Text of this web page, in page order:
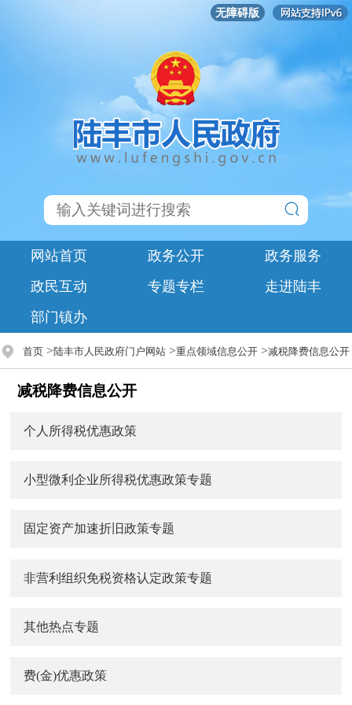
无障碍版
网站首页 政务公开
政务服务
政民互动
专题专栏
走进陆丰
部门镇办
首页>陆丰市人民政府门户网站>重点领域信息公开>减税降费信息公开
减税降费信息公开
个人所得税优惠政策
小型微利企业所得税优惠政策专题
固定资产加速折旧政策专题
非营利组织免税资格认定政策专题
其他热点专题
费(金)优惠政策